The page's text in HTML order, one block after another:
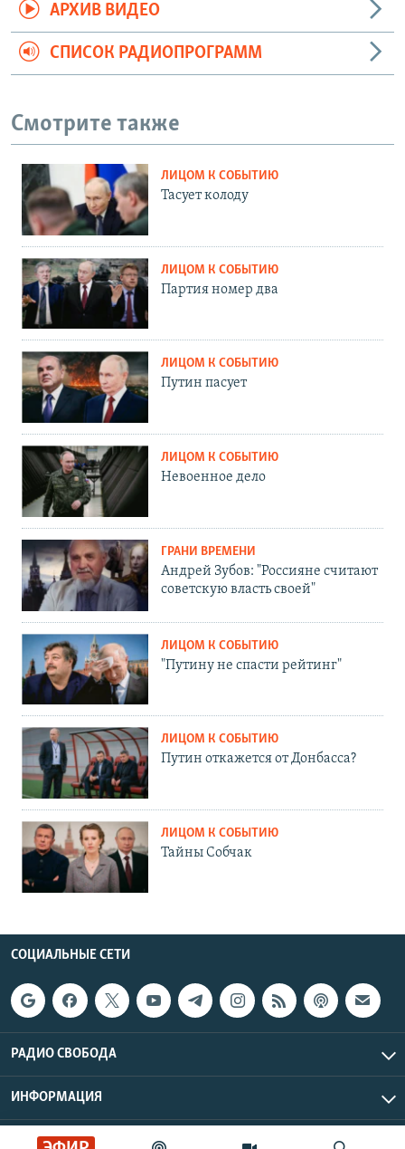
АРХИВ ВИДЕО
СПИСОК РАДИОПРОГРАММ
Смотрите также
ЛИЦОМ К СОБЫТИЮ
Тасует колоду
ЛИЦОМ К СОБЫТИЮ
Партия номер два
ЛИЦОМ К СОБЫТИЮ
Путин пасует
ЛИЦОМ К СОБЫТИЮ
Невоенное дело
ГРАНИ ВРЕМЕНИ
Андрей Зубов: "Россияне считают
советскую власть своей"
ЛИЦОМ К СОБЫТИЮ
"Путину не спасти рейтинг"
ЛИЦОМ К СОБЫТИЮ
Путин откажется от Донбасса?
ЛИЦОМ К СОБЫТИЮ
Тайны Собчак
СОЦИАЛЬНЫЕ СЕТИ
РАДИО СВОБОДА
ИНФОРМАЦИЯ
Радио Свобода © 2026 RFE/RL, Inc. | Все права защищены.